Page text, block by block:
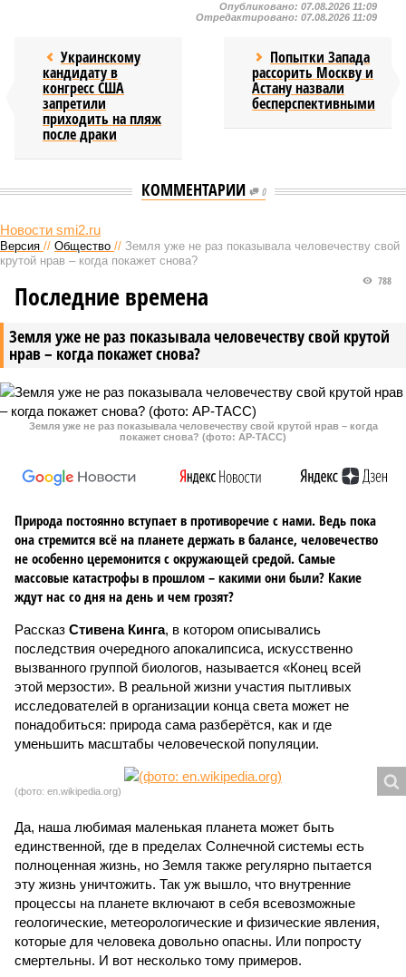
Опубликовано: 07.08.2026 11:09
Отредактировано: 07.08.2026 11:09
Украинскому
кандидату в
конгресс США
запретили
приходить на пляж
после драки
Попытки Запада
рассорить Москву и
Астану назвали
бесперспективными
КОММЕНТАРИИ 0
Новости smi2.ru
Версия // Общество // Земля уже не раз показывала человечеству свой
крутой нрав – когда покажет снова?
Земля уже не раз показывала человечеству свой крутой
нрав – когда покажет снова?
788
Последние времена
Земля уже не раз показывала человечеству свой крутой нрав – когда
покажет снова? (фото: АР-ТАСС)
Природа постоянно вступает в противоречие с нами. Ведь пока
она стремится всё на планете держать в балансе, человечество
не особенно церемонится с окружающей средой. Самые
массовые катастрофы в прошлом – какими они были? Какие
ждут нас со дня на день и чем грозят?
Рассказ Стивена Кинга, в котором описывались
последствия очередного апокалипсиса, искусственно
вызванного группой биологов, называется «Конец всей
этой мерзости». В реальной жизни участия пытливых
исследователей в организации конца света может не
понадобиться: природа сама разберётся, как и где
уменьшить масштабы человеческой популяции.
(фото: en.wikipedia.org)
Да, наша любимая маленькая планета может быть
единственной, где в пределах Солнечной системы есть
полноценная жизнь, но Земля также регулярно пытается
эту жизнь уничтожить. Так уж вышло, что внутренние
процессы на планете включают в себя всевозможные
геологические, метеорологические и физические явления,
которые для человека довольно опасны. Или попросту
смертельны. И вот несколько тому примеров.